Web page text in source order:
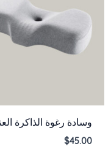
وسادة رغوة الذاكرة
$45.00